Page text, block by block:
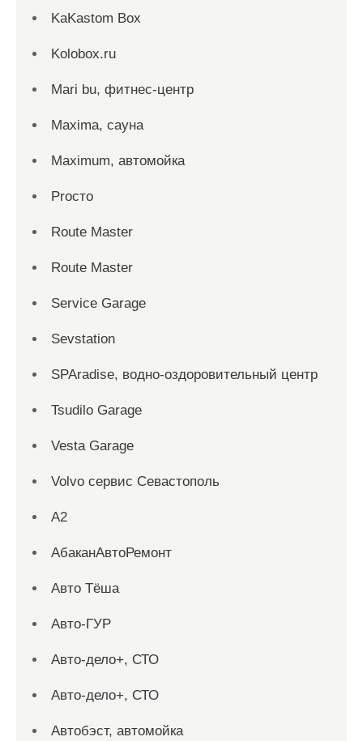
KaKastom Box
Kolobox.ru
Mari bu, фитнес-центр
Maxima, сауна
Maximum, автомойка
Proсто
Route Master
Route Master
Service Garage
Sevstation
SPAradise, водно-оздоровительный центр
Tsudilo Garage
Vesta Garage
Volvo сервис Севастополь
А2
АбаканАвтоРемонт
Авто Тёша
Авто-ГУР
Авто-дело+, СТО
Авто-дело+, СТО
Автобэст, автомойка